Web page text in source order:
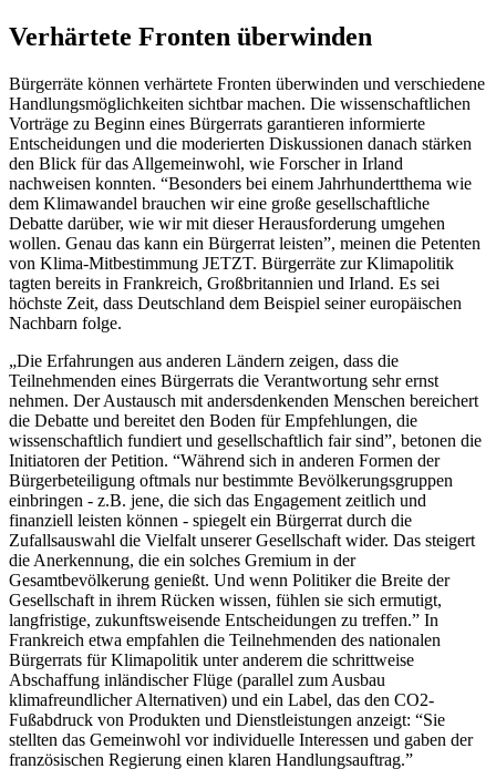
Verhärtete Fronten überwinden
Bürgerräte können verhärtete Fronten überwinden und verschiedene
Handlungsmöglichkeiten sichtbar machen. Die wissenschaftlichen
Vorträge zu Beginn eines Bürgerrats garantieren informierte
Entscheidungen und die moderierten Diskussionen danach stärken
den Blick für das Allgemeinwohl, wie Forscher in Irland
nachweisen konnten. “Besonders bei einem Jahrhundertthema wie
dem Klimawandel brauchen wir eine große gesellschaftliche
Debatte darüber, wie wir mit dieser Herausforderung umgehen
wollen. Genau das kann ein Bürgerrat leisten”, meinen die Petenten
von Klima-Mitbestimmung JETZT. Bürgerräte zur Klimapolitik
tagten bereits in Frankreich, Großbritannien und Irland. Es sei
höchste Zeit, dass Deutschland dem Beispiel seiner europäischen
Nachbarn folge.
„Die Erfahrungen aus anderen Ländern zeigen, dass die
Teilnehmenden eines Bürgerrats die Verantwortung sehr ernst
nehmen. Der Austausch mit andersdenkenden Menschen bereichert
die Debatte und bereitet den Boden für Empfehlungen, die
wissenschaftlich fundiert und gesellschaftlich fair sind”, betonen die
Initiatoren der Petition. “Während sich in anderen Formen der
Bürgerbeteiligung oftmals nur bestimmte Bevölkerungsgruppen
einbringen - z.B. jene, die sich das Engagement zeitlich und
finanziell leisten können - spiegelt ein Bürgerrat durch die
Zufallsauswahl die Vielfalt unserer Gesellschaft wider. Das steigert
die Anerkennung, die ein solches Gremium in der
Gesamtbevölkerung genießt. Und wenn Politiker die Breite der
Gesellschaft in ihrem Rücken wissen, fühlen sie sich ermutigt,
langfristige, zukunftsweisende Entscheidungen zu treffen.” In
Frankreich etwa empfahlen die Teilnehmenden des nationalen
Bürgerrats für Klimapolitik unter anderem die schrittweise
Abschaffung inländischer Flüge (parallel zum Ausbau
klimafreundlicher Alternativen) und ein Label, das den CO2-
Fußabdruck von Produkten und Dienstleistungen anzeigt: “Sie
stellten das Gemeinwohl vor individuelle Interessen und gaben der
französischen Regierung einen klaren Handlungsauftrag.”